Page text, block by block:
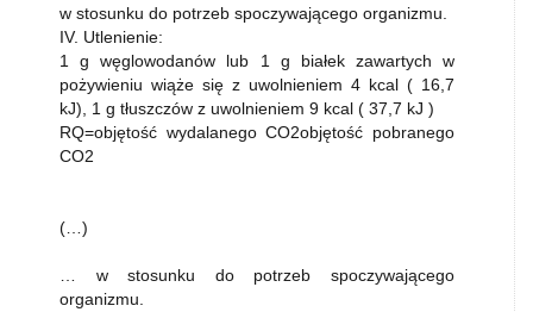
w stosunku do potrzeb spoczywającego organizmu.
IV. Utlenienie:
1 g węglowodanów lub 1 g białek zawartych w
pożywieniu wiąże się z uwolnieniem 4 kcal ( 16,7
kJ), 1 g tłuszczów z uwolnieniem 9 kcal ( 37,7 kJ )
RQ=objętość wydalanego CO2objętość pobranego
CO2
(…)
… w stosunku do potrzeb spoczywającego
organizmu.